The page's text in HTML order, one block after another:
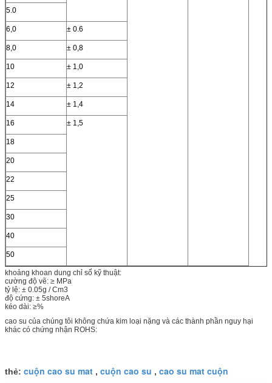
5.0
6,0 ± 0.6
8,0 ± 0,8
10 ± 1,0
12 ± 1,2
14 ± 1,4
16 ± 1,5
18
20
22
25
30
40
50
khoảng khoan dung chỉ số kỹ thuật:
cường độ vẽ: ≥ MPa
tỷ lệ: ± 0.05g / Cm3
độ cứng: ± 5shoreA
kéo dài: ≥%
cao su của chúng tôi không chứa kim loại nặng và các thành phần nguy hại
khác có chứng nhận ROHS:
thẻ: cuộn cao su mat , cuộn cao su , cao su mat cuộn